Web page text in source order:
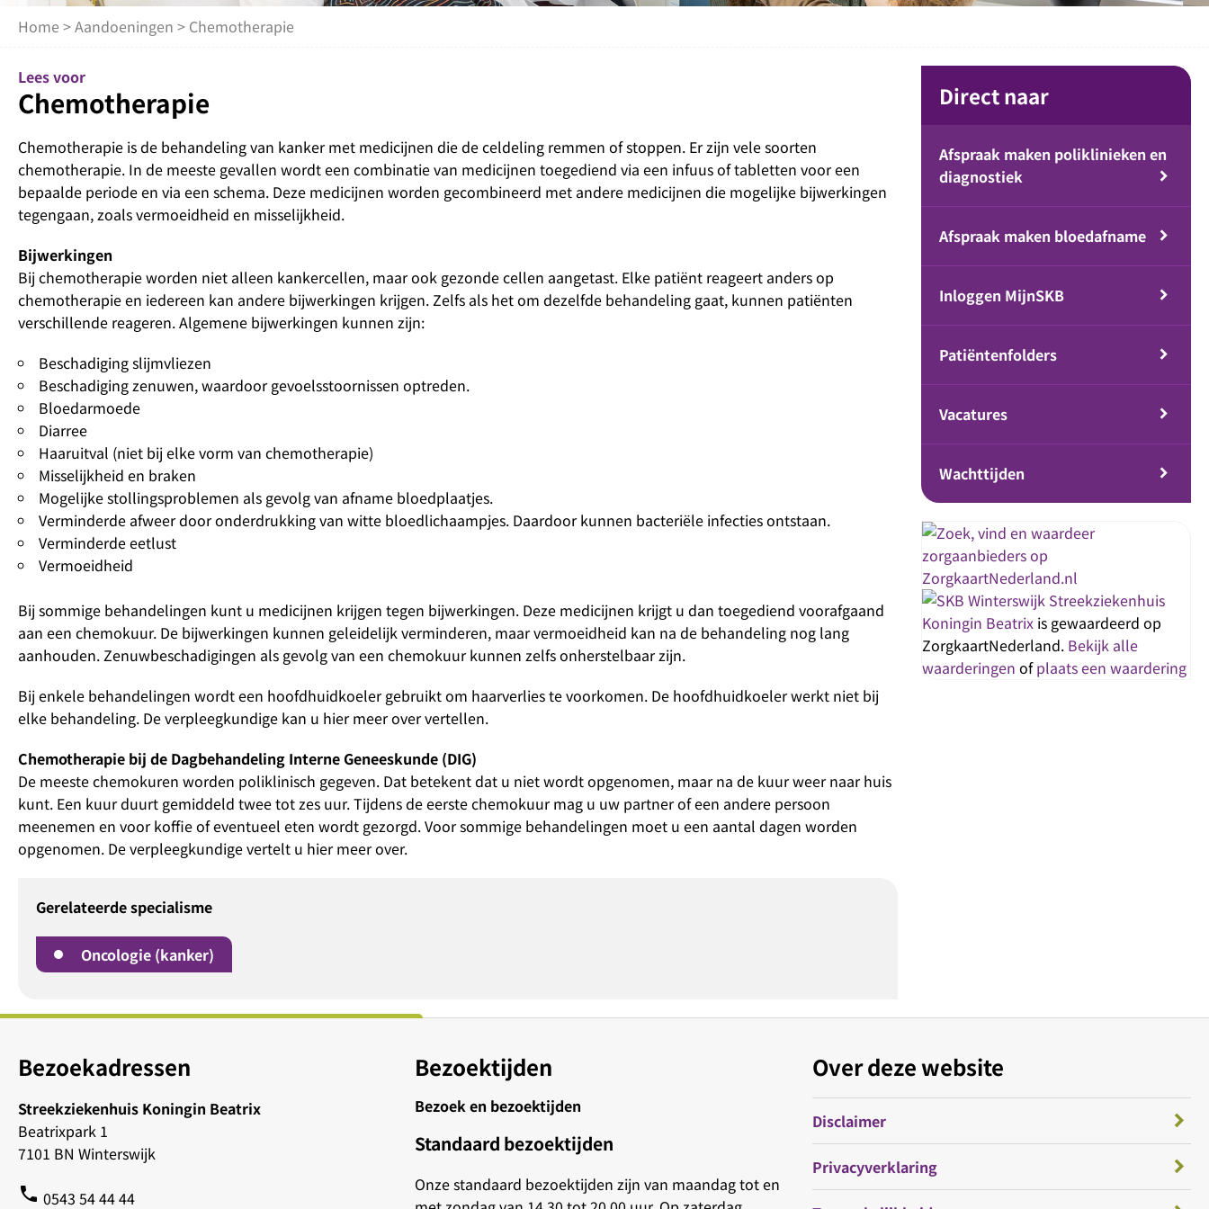
Home >Aandoeningen > Chemotherapie
Lees voor
Chemotherapie
Chemotherapie is de behandeling van kanker met medicijnen die de celdeling remmen of stoppen. Er zijn vele soorten
chemotherapie. In de meeste gevallen wordt een combinatie van medicijnen toegediend via een infuus of tabletten voor een
bepaalde periode en via een schema. Deze medicijnen worden gecombineerd met andere medicijnen die mogelijke bijwerkingen
tegengaan, zoals vermoeidheid en misselijkheid.
Bijwerkingen
Bij chemotherapie worden niet alleen kankercellen, maar ook gezonde cellen aangetast. Elke patiënt reageert anders op
chemotherapie en iedereen kan andere bijwerkingen krijgen. Zelfs als het om dezelfde behandeling gaat, kunnen patiënten
verschillende reageren. Algemene bijwerkingen kunnen zijn:
Beschadiging slijmvliezen
Beschadiging zenuwen, waardoor gevoelsstoornissen optreden.
Bloedarmoede
Diarree
Haaruitval (niet bij elke vorm van chemotherapie)
Misselijkheid en braken
Mogelijke stollingsproblemen als gevolg van afname bloedplaatjes.
Verminderde afweer door onderdrukking van witte bloedlichaampjes. Daardoor kunnen bacteriële infecties ontstaan.
Verminderde eetlust
Vermoeidheid
Bij sommige behandelingen kunt u medicijnen krijgen tegen bijwerkingen. Deze medicijnen krijgt u dan toegediend voorafgaand
aan een chemokuur. De bijwerkingen kunnen geleidelijk verminderen, maar vermoeidheid kan na de behandeling nog lang
aanhouden. Zenuwbeschadigingen als gevolg van een chemokuur kunnen zelfs onherstelbaar zijn.
Bij enkele behandelingen wordt een hoofdhuidkoeler gebruikt om haarverlies te voorkomen. De hoofdhuidkoeler werkt niet bij
elke behandeling. De verpleegkundige kan u hier meer over vertellen.
Chemotherapie bij de Dagbehandeling Interne Geneeskunde (DIG)
De meeste chemokuren worden poliklinisch gegeven. Dat betekent dat u niet wordt opgenomen, maar na de kuur weer naar huis
kunt. Een kuur duurt gemiddeld twee tot zes uur. Tijdens de eerste chemokuur mag u uw partner of een andere persoon
meenemen en voor koffie of eventueel eten wordt gezorgd. Voor sommige behandelingen moet u een aantal dagen worden
opgenomen. De verpleegkundige vertelt u hier meer over.
Gerelateerde specialisme
Oncologie (kanker)
Direct naar
Afspraak maken poliklinieken en
diagnostiek
Afspraak maken bloedafname
Inloggen MijnSKB
Patiëntenfolders
Vacatures
Wachttijden
Streekziekenhuis
Koningin Beatrix is gewaardeerd op
ZorgkaartNederland. Bekijk alle
waarderingen ofplaats een waardering
Bezoekadressen
Streekziekenhuis Koningin Beatrix
Beatrixpark 1
7101 BN Winterswijk
phone 0543 54 44 44
Bezoektijden
Bezoek en bezoektijden
Standaard bezoektijden
Onze standaard bezoektijden zijn van maandag tot en
Over deze website
Disclaimer
Privacyverklaring